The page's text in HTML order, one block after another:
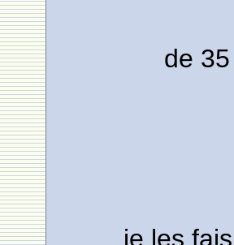
de
je les